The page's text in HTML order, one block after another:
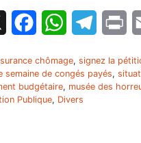
FacebookWhatsApp
chômage, signez la
semaine de congés payés,
budgétaire, musée des
Publique, Divers